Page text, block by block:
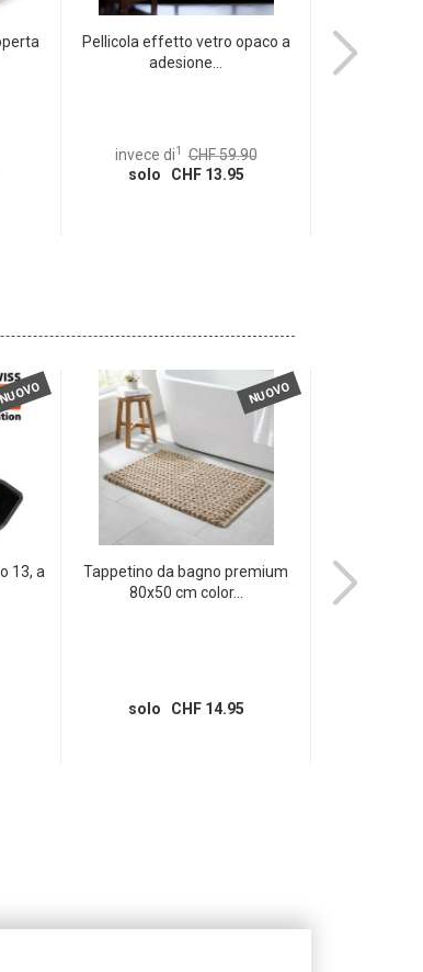
Pellicola effetto vetro opaco a
adesione...
invece di1 CHF 59.90
solo CHF 13.95
Moderno
13, a
NUOVO
Tappetino da bagno premium
80x50 cm color...
solo CHF 14.95
Tappetino